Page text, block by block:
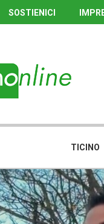
SOSTIENICI
TICINO